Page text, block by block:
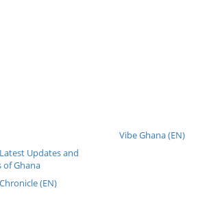
Updates and
of Ghana
(EN)
Vibe Ghana (EN)